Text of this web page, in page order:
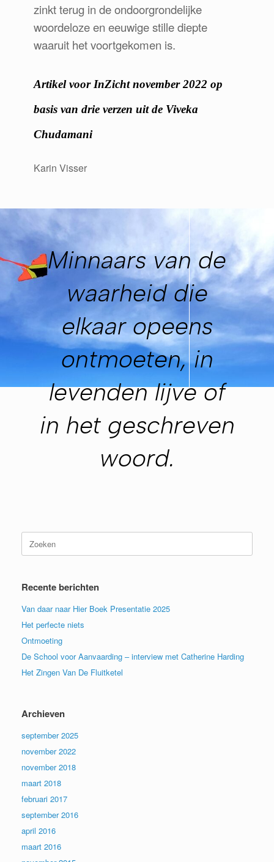
zinkt terug in de ondoorgrondelijke
woordeloze en eeuwige stille diepte
waaruit het voortgekomen is.
Artikel voor InZicht november 2022 op
basis van drie verzen uit de Viveka
Chudamani
Karin Visser
Minnaars van de
waarheid die
elkaar opeens
ontmoeten, in
levenden lijve of
in het geschreven
woord.
Zoeken
naar:
Recente berichten
Van daar naar Hier Boek Presentatie 2025
Het perfecte niets
Ontmoeting
De School voor Aanvaarding – interview met Catherine Harding
Het Zingen Van De Fluitketel
Archieven
september 2025
november 2022
november 2018
maart 2018
februari 2017
september 2016
april 2016
maart 2016